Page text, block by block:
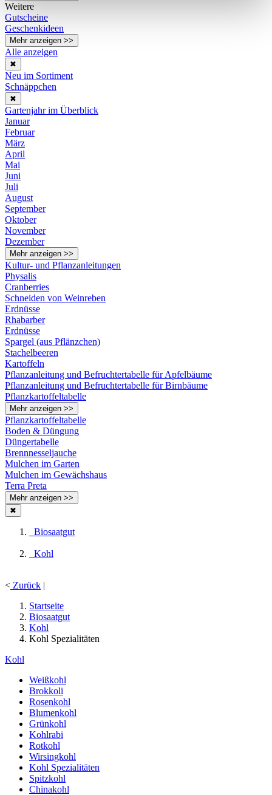
Weitere
Gutscheine
Geschenkideen
Mehr anzeigen >>
Alle anzeigen
✖
Neu im Sortiment
Schnäppchen
✖
Gartenjahr im Überblick
Januar
Februar
März
April
Mai
Juni
Juli
August
September
Oktober
November
Dezember
Mehr anzeigen >>
Kultur- und Pflanzanleitungen
Physalis
Cranberries
Schneiden von Weinreben
Erdnüsse
Rhabarber
Erdnüsse
Spargel (aus Pflänzchen)
Stachelbeeren
Kartoffeln
Pflanzanleitung und Befruchtertabelle für Apfelbäume
Pflanzanleitung und Befruchtertabelle für Birnbäume
Pflanzkartoffeltabelle
Mehr anzeigen >>
Pflanzkartoffeltabelle
Boden & Düngung
Düngertabelle
Brennnesseljauche
Mulchen im Garten
Mulchen im Gewächshaus
Terra Preta
Mehr anzeigen >>
✖
Biosaatgut
Kohl
< Zurück |
Startseite
Biosaatgut
Kohl
Kohl Spezialitäten
Kohl
Weißkohl
Brokkoli
Rosenkohl
Blumenkohl
Grünkohl
Kohlrabi
Rotkohl
Wirsingkohl
Kohl Spezialitäten
Spitzkohl
Chinakohl